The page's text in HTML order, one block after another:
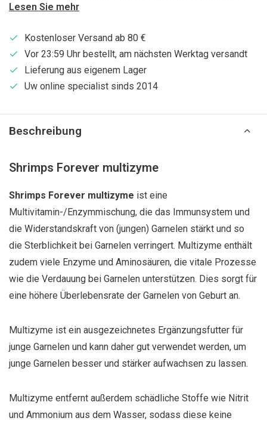
Lesen Sie mehr
Kostenloser Versand ab 80 €
Vor 23:59 Uhr bestellt, am nächsten Werktag versandt
Lieferung aus eigenem Lager
Uw online specialist sinds 2014
Beschreibung
Shrimps Forever multizyme
Shrimps Forever multizyme ist eine
Multivitamin-/Enzymmischung, die das Immunsystem und
die Widerstandskraft von (jungen) Garnelen stärkt und so
die Sterblichkeit bei Garnelen verringert. Multizyme enthält
zudem viele Enzyme und Aminosäuren, die vitale Prozesse
wie die Verdauung bei Garnelen unterstützen. Dies sorgt für
eine höhere Überlebensrate der Garnelen von Geburt an.
Multizyme ist ein ausgezeichnetes Ergänzungsfutter für
junge Garnelen und kann daher gut verwendet werden, um
junge Garnelen besser und stärker aufwachsen zu lassen.
Multizyme entfernt außerdem schädliche Stoffe wie Nitrit
und Ammonium aus dem Wasser, sodass diese keine